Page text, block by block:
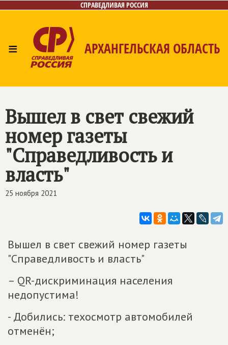
СПРАВЕДЛИВАЯ РОССИЯ
≡ АРХАНГЕЛЬСКАЯ ОБЛАСТЬ
Вышел в свет свежий
номер газеты
"Справедливость и
власть"
25 ноября 2021
Вышел в свет свежий номер газеты
"Справедливость и власть"
– QR-дискриминация населения
недопустима!
- Добились: техосмотр автомобилей
отменён;